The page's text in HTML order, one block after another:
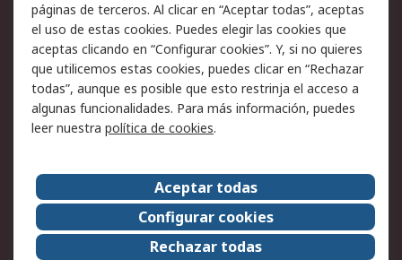
Legal
Aviso legal
Política de privacidad -
Actualizada
Política sobre cookies
Seguridad de emails
Certificaciones de
Condiciones de venta
Acerca de RS
Acerca de RS
RS Group
RS en el mundo
Sala de prensa
páginas de terceros. Al clicar en “Aceptar todas”, aceptas
el uso de estas cookies. Puedes elegir las cookies que
aceptas clicando en “Configurar cookies”. Y, si no quieres
que utilicemos estas cookies, puedes clicar en “Rechazar
todas”, aunque es posible que esto restrinja el acceso a
algunas funcionalidades. Para más información, puedes
leer nuestra política de cookies.
Aceptar todas
Configurar cookies
Rechazar todas